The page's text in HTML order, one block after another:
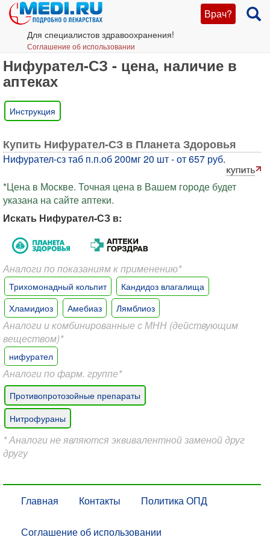
Врач?
Для специалистов здравоохранения!
Соглашение об использовании
Нифурател-СЗ - цена, наличие в
аптеках
Инструкция
Купить Нифурател-СЗ в Планета Здоровья
Нифурател-сз таб п.п.об 200мг 20 шт - от 657 руб.
*Цена в Москве. Точная цена в Вашем городе будет
указана на сайте аптеки.
Искать Нифурател-СЗ в:
Аналоги по показаниям к применению*
Трихомонадный кольпит
Кандидоз влагалища
Хламидиоз
Амебиаз Лямблиоз
Аналоги и комбинированные с МНН (действующим
веществом)*
нифурател
Аналоги по фарм. группе*
Противопротозойные препараты
Нитрофураны
* Аналоги не являются эквивалентной заменой друг
другу
Главная Контакты Политика ОПД
Соглашение об использовании